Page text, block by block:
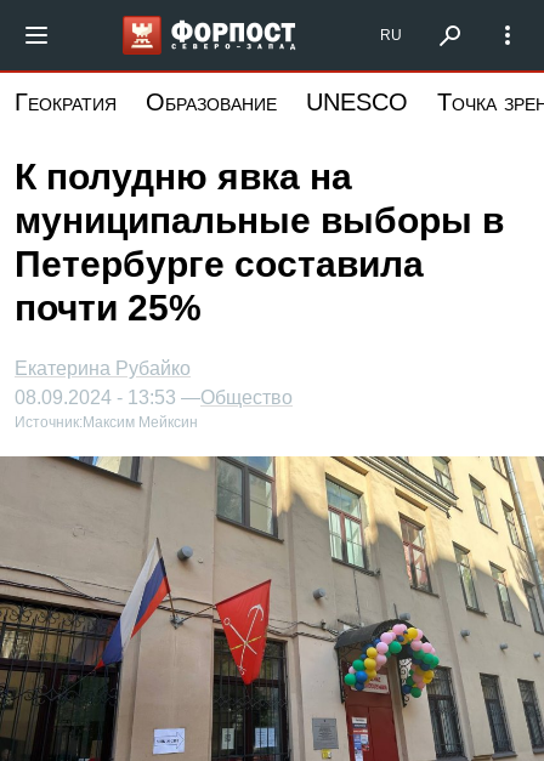
основному
Форпост Северо-Запад
RU
Геократия Образование UNESCO Точка
К полудню явка на
муниципальные выборы в
Петербурге составила
почти 25%
Екатерина Рубайко
08.09.2024 - 13:53 —Общество
Источник: Максим Мейксин